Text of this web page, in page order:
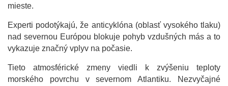
mieste.
Experti podotýkajú, že anticyklóna (oblasť vysokého tlaku)
nad severnou Európou blokuje pohyb vzdušných más a to
vykazuje značný vplyv na počasie.
Tieto atmosférické zmeny viedli k zvýšeniu teploty
morského povrchu v severnom Atlantiku. Nezvyčajné